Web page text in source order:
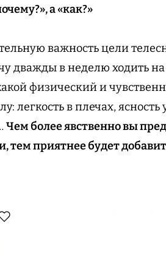
а «как?»
важность цели
дважды в неделю ходить на
физический и
легкость в плечах,
Чем более явственно вы
тем приятнее будет